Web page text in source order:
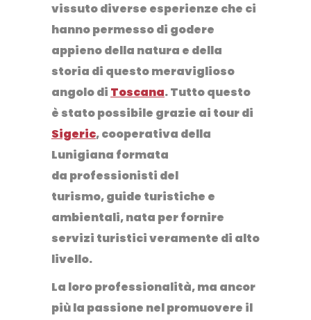
vissuto diverse esperienze che ci
hanno permesso di godere
appieno della natura e della
storia di questo meraviglioso
angolo di Toscana. Tutto questo
è stato possibile grazie ai tour di
Sigeric,cooperativa della
Lunigiana formata
da professionisti del
turismo, guide turistiche e
ambientali, nata per fornire
servizi turistici veramente di alto
livello.
La loro professionalità, ma ancor
più la passione nel promuovere il